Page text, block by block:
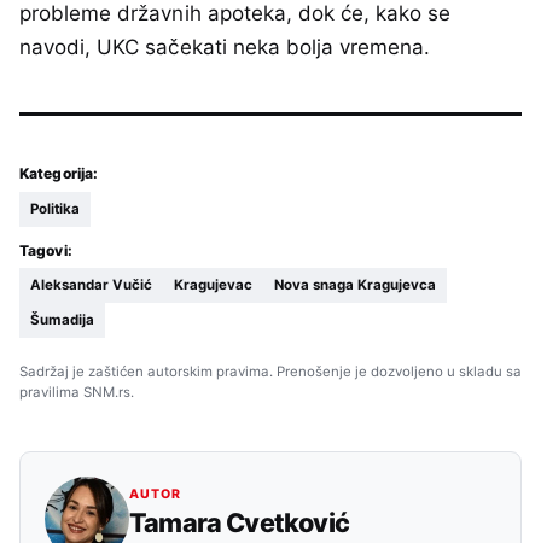
probleme državnih apoteka, dok će, kako se
navodi, UKC sačekati neka bolja vremena.
Kategorija:
Politika
Tagovi:
Aleksandar Vučić Kragujevac Nova snaga Kragujevca
Šumadija
Sadržaj je zaštićen autorskim pravima. Prenošenje je dozvoljeno u skladu sa
pravilima SNM.rs.
AUTOR
Tamara Cvetković